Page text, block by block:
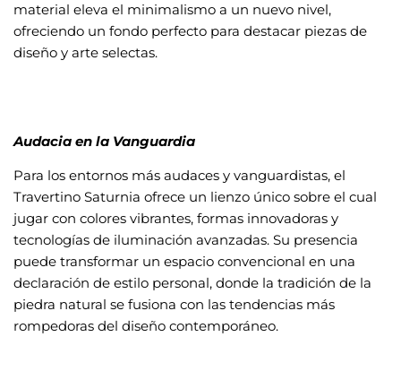
material eleva el minimalismo a un nuevo nivel,
ofreciendo un fondo perfecto para destacar piezas de
diseño y arte selectas.
Audacia en la Vanguardia
Para los entornos más audaces y vanguardistas, el
Travertino Saturnia ofrece un lienzo único sobre el cual
jugar con colores vibrantes, formas innovadoras y
tecnologías de iluminación avanzadas. Su presencia
puede transformar un espacio convencional en una
declaración de estilo personal, donde la tradición de la
piedra natural se fusiona con las tendencias más
rompedoras del diseño contemporáneo.